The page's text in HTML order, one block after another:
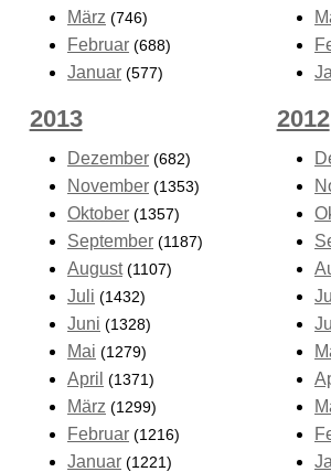
März (746)
Februar (688)
Januar (577)
2013
Dezember (682)
November (1353)
Oktober (1357)
September (1187)
August (1107)
Juli (1432)
Juni (1328)
Mai (1279)
April (1371)
März (1299)
Februar (1216)
Januar (1221)
2012